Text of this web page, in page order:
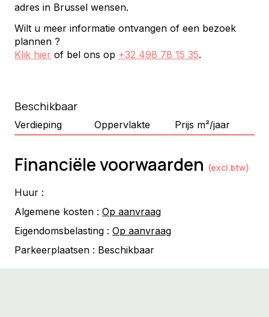
adres in Brussel wensen.
Wilt u meer informatie ontvangen of een bezoek
plannen ?
Klik hier of bel ons op +32 498 78 15 35.
Beschikbaar
Verdieping Oppervlakte Prijs m²/jaar
Financiële voorwaarden (excl.btw)
Huur :
Algemene kosten : Op aanvraag
Eigendomsbelasting : Op aanvraag
Parkeerplaatsen : Beschikbaar